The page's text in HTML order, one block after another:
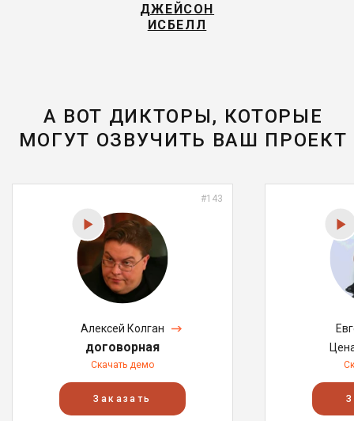
ДЖЕЙСОН
ИСБЕЛЛ
А ВОТ ДИКТОРЫ, КОТОРЫЕ
МОГУТ ОЗВУЧИТЬ ВАШ ПРОЕКТ
#143
Алексей Колган
договорная
Скачать демо
Заказать